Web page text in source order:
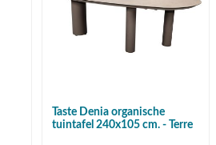
Taste Denia organische
tuintafel 240x105 cm. - Terre